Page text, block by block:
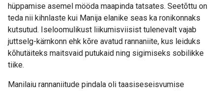
hüppamise asemel mööda maapinda tatsates. Seetõttu on
teda nii kihnlaste kui Manija elanike seas ka ronikonnaks
kutsutud. Iseloomulikust liikumisviisist tulenevalt vajab
juttselg-kärnkonn ehk kõre avatud rannaniite, kus leiduks
kõhutäiteks maitsvaid putukaid ning sigimiseks sobilikke
tiike.
Manilaiu rannaniitude pindala oli taasiseseisvumise